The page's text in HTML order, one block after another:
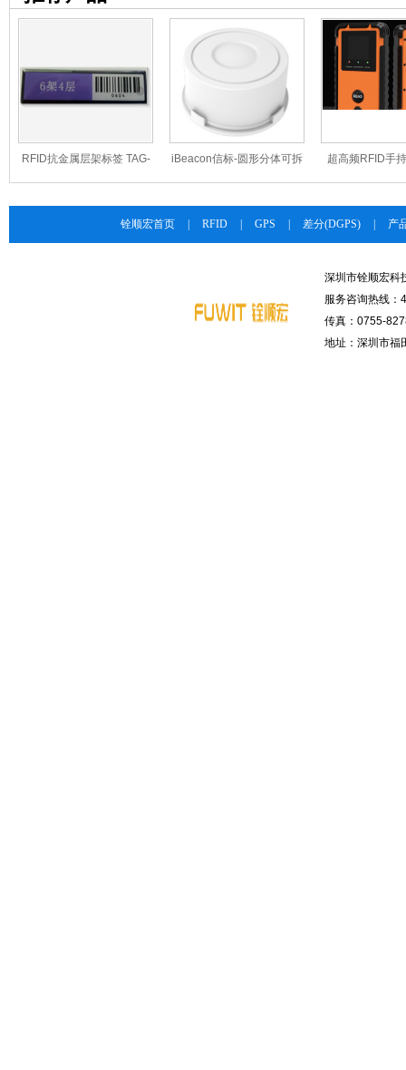
RFID抗金属层架标签 TAG-
iBeacon信标-圆形分体可拆
超高频RFID手
铨顺宏首页 RFID GPS 差分(DGPS) 产
深圳市铨顺宏科
服务咨询热线
传真：0755-
地址：深圳市福